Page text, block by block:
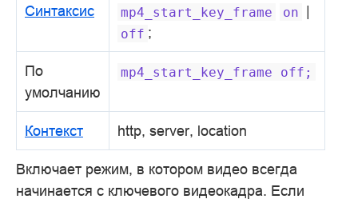
Синтаксис mp4_start_key_frame on |
off ;
По
умолчанию
mp4_start_key_frame off;
Контекст http, server, location
Включает режим, в котором видео всегда
начинается с ключевого видеокадра. Если